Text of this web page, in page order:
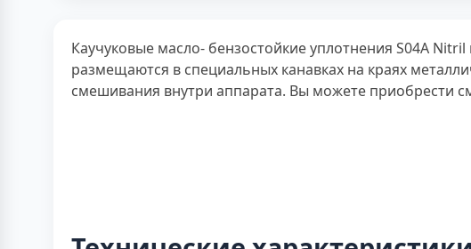
Каучуковые масло- бензостойкие уплотнения S04A
размещаются в специальных канавках на краях
смешивания внутри аппарата. Вы можете приобрести